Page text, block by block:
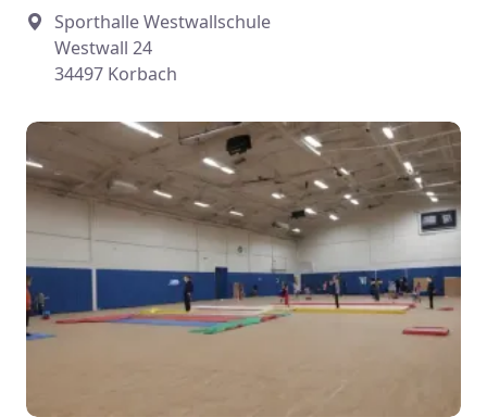
Sporthalle Westwallschule
Westwall 24
34497 Korbach